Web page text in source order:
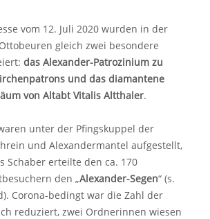
vom 12. Juli 2020 wurden in der
gleich zwei besondere
das Alexander-Patrozinium zu
und das diamantene
von Altabt Vitalis Altthaler.
unter der Pfingskuppel der
und Alexandermantel aufgestellt,
Schaber erteilte den ca. 170
den „Alexander-Segen“ (s.
Corona-bedingt war die Zahl der
reduziert, zwei Ordnerinnen wiesen